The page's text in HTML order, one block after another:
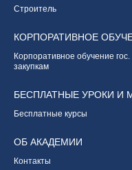
Строитель
КОРПОРАТИВНОЕ
Корпоративное обучение гос.
закупкам
БЕСПЛАТНЫЕ УРОКИ И
Бесплатные курсы
ОБ АКАДЕМИИ
Контакты